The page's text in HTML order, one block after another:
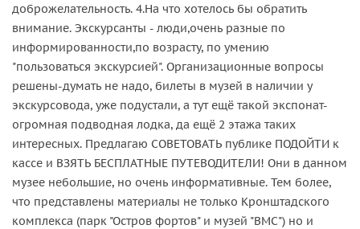
доброжелательность. 4.На что хотелось бы обратить
внимание. Экскурсанты - люди,очень разные по
информированности,по возрасту, по умению
"пользоваться экскурсией". Организационные вопросы
решены-думать не надо, билеты в музей в наличии у
экскурсовода, уже подустали, а тут ещё такой экспонат-
огромная подводная лодка, да ещё 2 этажа таких
интересных. Предлагаю СОВЕТОВАТЬ публике ПОДОЙТИ к
кассе и ВЗЯТЬ БЕСПЛАТНЫЕ ПУТЕВОДИТЕЛИ! Они в данном
музее небольшие, но очень информативные. Тем более,
что представлены материалы не только Кронштадского
комплекса (парк "Остров фортов" и музей "ВМС") но и